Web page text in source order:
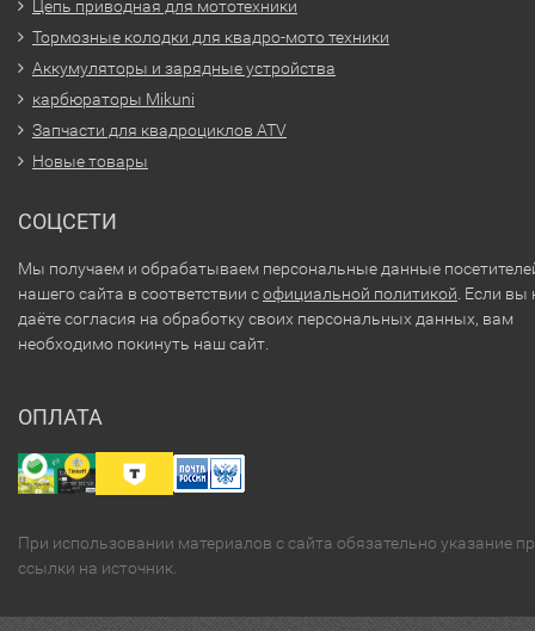
Цепь приводная для мототехники
Тормозные колодки для квадро-мото техники
Аккумуляторы и зарядные устройства
карбюраторы Mikuni
Запчасти для квадроциклов ATV
Новые товары
СОЦСЕТИ
Мы получаем и обрабатываем персональные данные
нашего сайта в соответствии софициальной политикой . Если вы
даёте согласия на обработку своих персональных данных, вам
необходимо покинуть наш сайт.
ОПЛАТА
При использовании материалов с сайта обязательно указание
ссылки на источник.